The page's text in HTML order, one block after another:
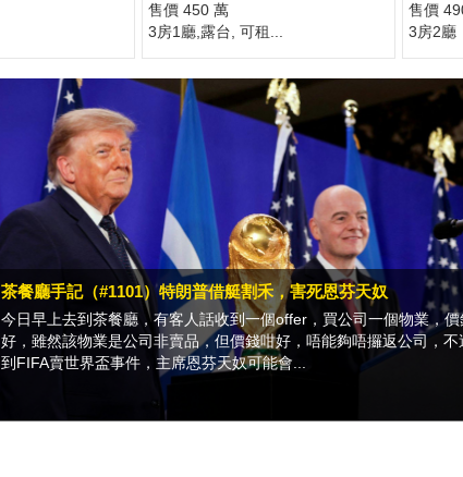
售價 450 萬
3房1廳,露台, 可租...
售價
3房2廳
茶餐廳手記（#1101）特朗普借艇割禾，害死恩芬天奴
今日早上去到茶餐廳，有客人話收到一個offer，買公司一個物業，價
好，雖然該物業是公司非賣品，但價錢咁好，唔能夠唔攞返公司，不
到FIFA賣世界盃事件，主席恩芬天奴可能會...